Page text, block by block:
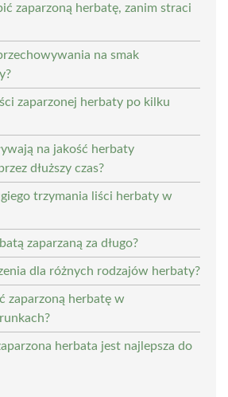
zaparzoną herbatę, zanim straci
na smak
zaparzonej herbaty po kilku
na jakość herbaty
dłuższy czas?
trzymania liści herbaty w
zaparzaną za długo?
dla różnych rodzajów herbaty?
zaparzoną herbatę w
herbata jest najlepsza do